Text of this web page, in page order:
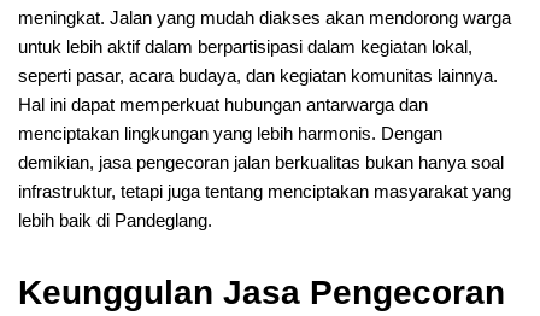
meningkat. Jalan yang mudah diakses akan mendorong warga
untuk lebih aktif dalam berpartisipasi dalam kegiatan lokal,
seperti pasar, acara budaya, dan kegiatan komunitas lainnya.
Hal ini dapat memperkuat hubungan antarwarga dan
menciptakan lingkungan yang lebih harmonis. Dengan
demikian, jasa pengecoran jalan berkualitas bukan hanya soal
infrastruktur, tetapi juga tentang menciptakan masyarakat yang
lebih baik di Pandeglang.
Keunggulan Jasa Pengecoran